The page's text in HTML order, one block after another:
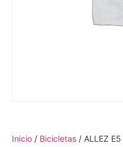
Inicio / Bicicletas / ALLEZ